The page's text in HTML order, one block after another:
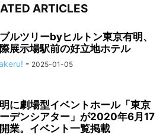
ARTICLES
ルツリーbyヒルトン東京有明、
展示場駅前の好立地ホテル
- 2025-01-05
に劇場型イベントホール「東京
デンシアター」が2020年6月17
業。イベント一覧掲載